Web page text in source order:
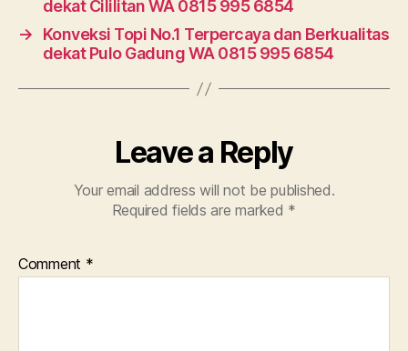
dekat Cililitan WA 0815 995 6854
→
Konveksi Topi No.1 Terpercaya dan Berkualitas
dekat Pulo Gadung WA 0815 995 6854
Leave a Reply
Your email address will not be published.
Required fields are marked *
Comment *